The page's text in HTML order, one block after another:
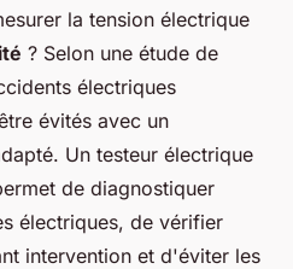
le bon
pour tension
8 min de lecture
la tension électrique
? Selon une étude de
électriques
évités avec un
Un testeur électrique
de diagnostiquer
électriques, de vérifier
intervention et d'éviter les